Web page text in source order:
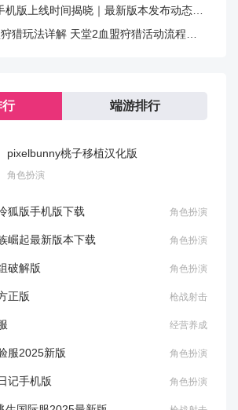
下载 下载
载
上线时间揭晓｜最新版本发布动态与预约入口
玩法详解 天堂2血盟狩猎活动流程与技巧指南
端游排行
pixelbunny桃子移植汉化版
角色扮演
狐版手机版下载 角色扮演
崛起最新版本下载 角色扮演
破解版 角色扮演
正版 枪战射击
经营养成
服2025新版 角色扮演
记手机版 角色扮演